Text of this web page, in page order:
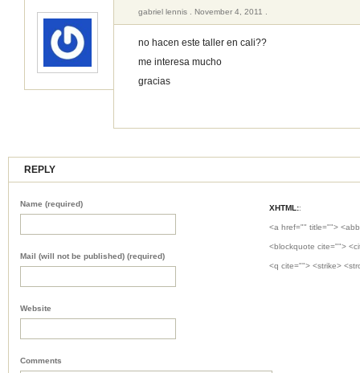
gabriel lennis . November 4, 2011 .
no hacen este taller en cali??
me interesa mucho
gracias
REPLY
XHTML::
<a href="" title="">
<blockquote cite="">
<q cite=""> <strike>
Name (required)
Mail (will not be published) (required)
Website
Comments